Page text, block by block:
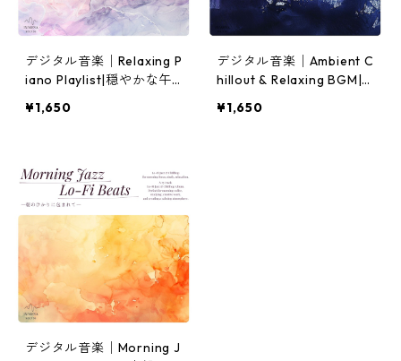
デジタル音楽│Relaxing P
iano Playlist|穏やかな午
用・集中用
¥1,650
デジタル音楽│Ambient C
hillout & Relaxing BGM|
業用・勉強用BGM
¥1,650
デジタル音楽│Morning J